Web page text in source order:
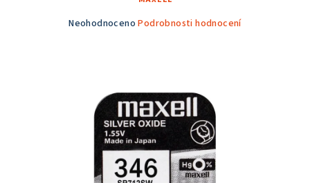
Průměrné
hvězdiček.
Neohodnoceno Podrobnosti hodnocení